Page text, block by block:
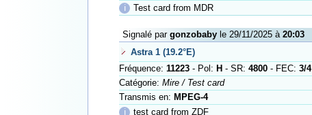
ℹ
Test card from MDR
Signalé par gonzobaby le 29/11/2025 à 20:03
Astra 1 (19.2°E)
Fréquence: 11223 - Pol: H - SR: 4800 - FEC: 3/4
Catégorie: Mire / Test card
Transmis en: MPEG-4
ℹ
test card from ZDF